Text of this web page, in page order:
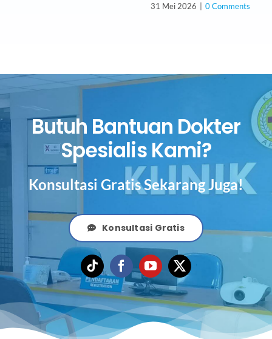
31 Mei 2026 0 Comments
Butuh Bantuan Dokter
Spesialis Kami?
Konsultasi Gratis Sekarang Juga!
Konsultasi Gratis